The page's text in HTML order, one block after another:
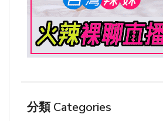
分類 Categories